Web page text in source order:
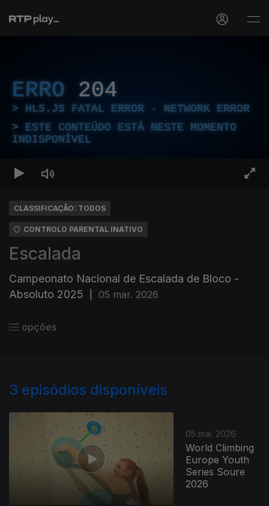
ERRO 204
HLS.JS FATAL ERROR - NETWORK ERROR
ESTE CONTEÚDO ESTÁ NESTE MOMENTO
INDISPONÍVEL
CLASSIFICAÇÃO: TODOS
CONTROLO PARENTAL INATIVO
Escalada
Campeonato Nacional de Escalada de Bloco -
Absoluto 2025
05 mar. 2026
opções
3 episódios disponíveis
05 mai. 2026
World Climbing
Europe Youth
Series Soure
2026